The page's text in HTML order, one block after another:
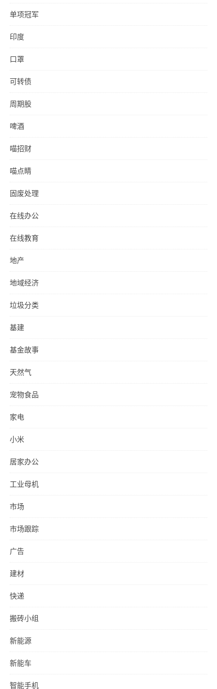
单项冠军
印度
口罩
可转债
周期股
啤酒
喵招财
喵点睛
固废处理
在线办公
在线教育
地产
地域经济
垃圾分类
基建
基金故事
天然气
宠物食品
家电
小米
居家办公
工业母机
市场
市场跟踪
广告
建材
快递
搬砖小组
新能源
新能车
智能手机